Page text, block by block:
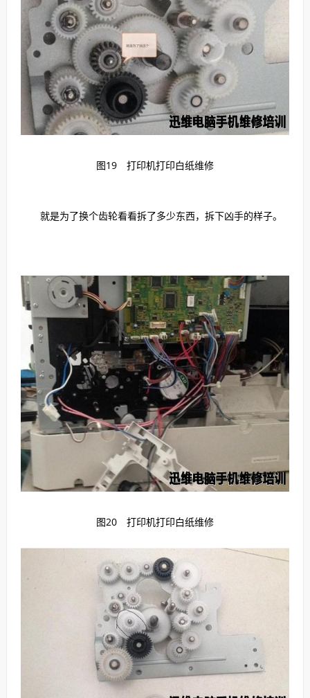
图19 打印机打印白纸维修
就是为了换个齿轮看看拆了多少东西，拆下凶手的样子。
图20 打印机打印白纸维修